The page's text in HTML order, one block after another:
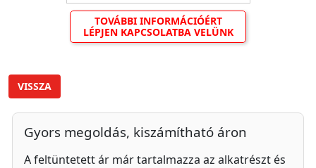
TOVÁBBI INFORMÁCIÓÉRT
LÉPJEN KAPCSOLATBA VELÜNK
VISSZA
Gyors megoldás, kiszámítható áron
A feltüntetett ár már tartalmazza az alkatrészt és